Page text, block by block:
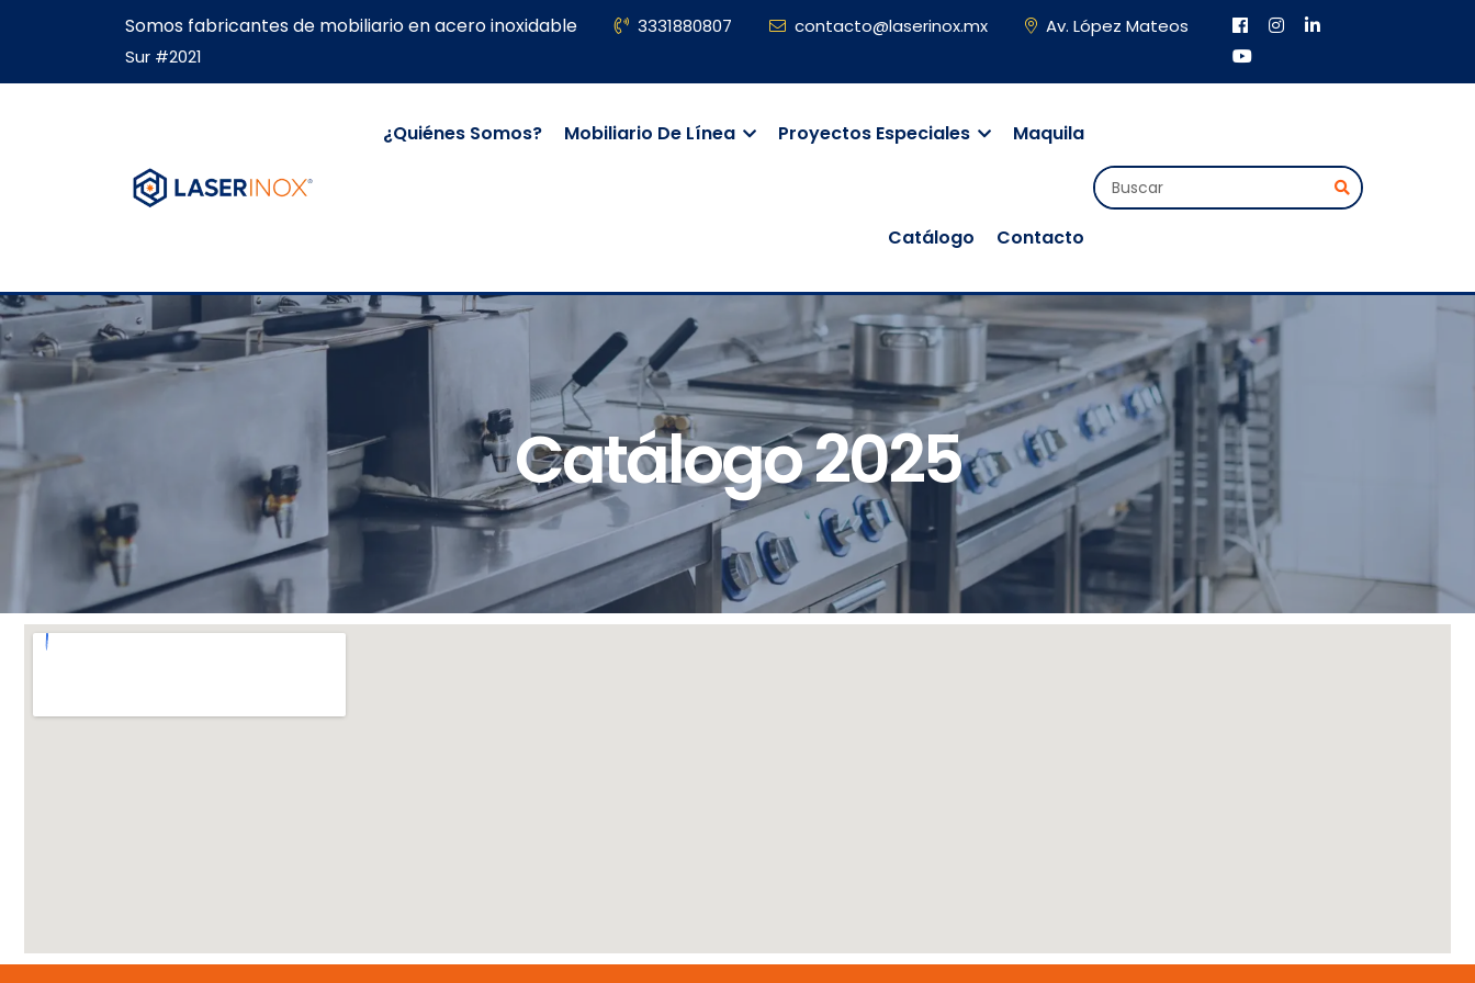
Somos fabricantes de mobiliario en acero inoxidable 3331880807 contacto@laserinox.mx
Av. López Mateos
Sur #2021
¿Quiénes Somos? Mobiliario De Línea Proyectos Especiales Maquila
Catálogo Contacto
Catálogo 2025